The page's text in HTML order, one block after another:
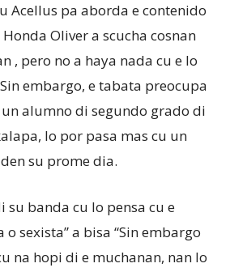
Acellus pa aborda e contenido
Oliver a scucha cosnan
, pero no a haya nada cu e lo
embargo, e tabata preocupa
alumno di segundo grado di
lo por pasa mas cu un
su prome dia.
su banda cu lo pensa cu e
sexista” a bisa “Sin embargo
na hopi di e muchanan, nan lo